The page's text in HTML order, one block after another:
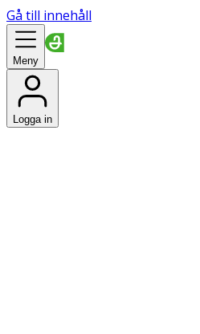
Gå till innehåll
Meny
Logga in